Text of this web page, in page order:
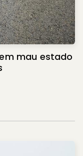
mau estado